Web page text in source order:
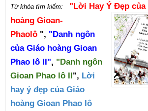
Từ khóa tìm kiếm:
"Lời Hay Ý Đẹp của
hoàng Gioan-
Phaolô ", "Danh ngôn
của Giáo hoàng Gioan
Phao lô II", "Danh ngôn
Gioan Phao lô II", Lời
hay ý đẹp của Giáo
hoàng Gioan Phao lô